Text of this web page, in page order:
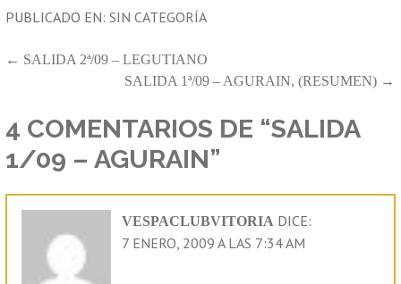
PUBLICADO EN:SIN CATEGORÍA
NAVEGACIÓN
ENTRADAS
← SALIDA 2ª/09 – LEGUTIANO
SALIDA 1ª/09 – AGURAIN, (RESUMEN) →
4 COMENTARIOS DE “SALIDA
1/09 – AGURAIN”
VESPACLUBVITORIA DICE:
7 ENERO, 2009 A LAS 7:34 AM